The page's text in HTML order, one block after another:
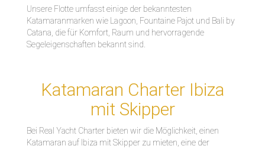
Unsere Flotte umfasst einige der bekanntesten
Katamaranmarken wie Lagoon, Fountaine Pajot und Bali by
Catana, die für Komfort, Raum und hervorragende
Segeleigenschaften bekannt sind.
Katamaran Charter Ibiza
mit Skipper
Bei Real Yacht Charter bieten wir die Möglichkeit, einen
Katamaran auf Ibiza mit Skipper zu mieten, eine der